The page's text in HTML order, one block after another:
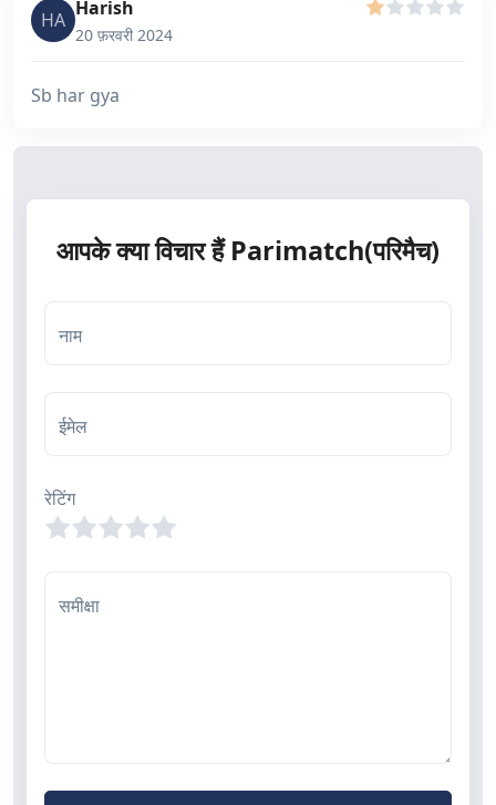
HA Harish
20 फ़रवरी 2024
Sb har gya
आपके क्या विचार हैं Parimatch(परिमैच)
नाम
ईमेल
रेटिंग
समीक्षा